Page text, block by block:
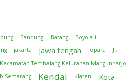
Bandung Batang Boyolali
jakarta jawa tengah jepara
Jl.
Tembalang Kelurahan Mangunharjo
Kendal Klaten
Kota